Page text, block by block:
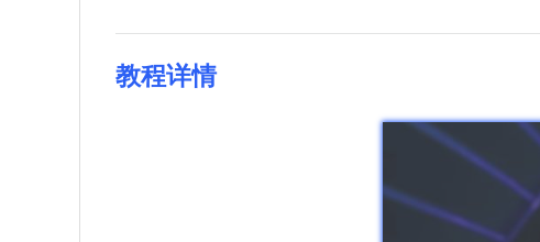
教程详情